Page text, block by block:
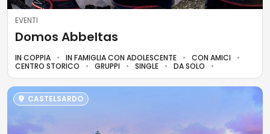
EVENTI
Domos Abbeltas
IN COPPIA IN FAMIGLIA CON ADOLESCENTE
CON AMICI
CENTRO STORICO
GRUPPI SINGLE DA SOLO
CASTELSARDO